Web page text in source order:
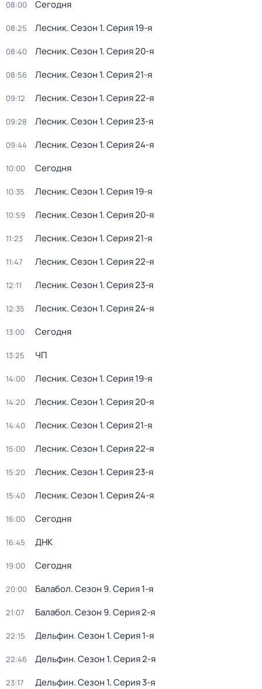
08:00 Сегодня
08:25 Лесник. Сезон 1. Серия 19-я
08:40 Лесник. Сезон 1. Серия 20-я
08:56 Лесник. Сезон 1. Серия 21-я
09:12 Лесник. Сезон 1. Серия 22-я
09:28 Лесник. Сезон 1. Серия 23-я
09:44 Лесник. Сезон 1. Серия 24-я
10:00 Сегодня
10:35 Лесник. Сезон 1. Серия 19-я
10:59 Лесник. Сезон 1. Серия 20-я
11:23 Лесник. Сезон 1. Серия 21-я
11:47 Лесник. Сезон 1. Серия 22-я
12:11 Лесник. Сезон 1. Серия 23-я
12:35 Лесник. Сезон 1. Серия 24-я
13:00 Сегодня
13:25 ЧП
14:00 Лесник. Сезон 1. Серия 19-я
14:20 Лесник. Сезон 1. Серия 20-я
14:40 Лесник. Сезон 1. Серия 21-я
15:00 Лесник. Сезон 1. Серия 22-я
15:20 Лесник. Сезон 1. Серия 23-я
15:40 Лесник. Сезон 1. Серия 24-я
16:00 Сегодня
16:45 ДНК
19:00 Сегодня
20:00 Балабол. Сезон 9. Серия 1-я
21:07 Балабол. Сезон 9. Серия 2-я
22:15 Дельфин. Сезон 1. Серия 1-я
22:46 Дельфин. Сезон 1. Серия 2-я
23:17 Дельфин. Сезон 1. Серия 3-я